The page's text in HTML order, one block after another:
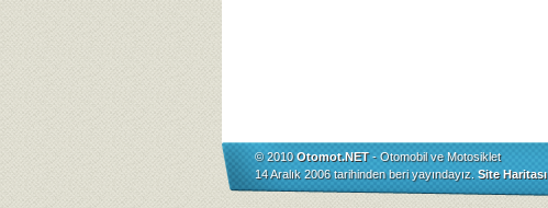
© 2010Otomot.NET- Otomobil ve Motosiklet
14 Aralık 2006 tarihinden beri yayındayız. Site Haritası